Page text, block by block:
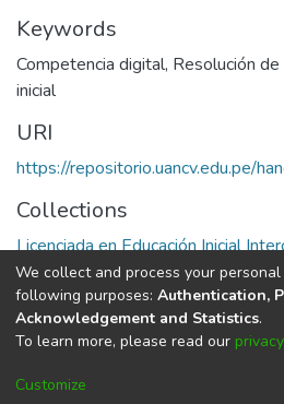
Keywords
Competencia digital, Resolución
inicial
URI
https://repositorio.uancv.edu.pe/
Collections
Licenciada en Educación Inicial
Full item page
DSpace softwarecopyright ©
Cookie
We collect and process your
following purposes: Authentication,
Acknowledgement and Statistics.
To learn more, please read our
Customize